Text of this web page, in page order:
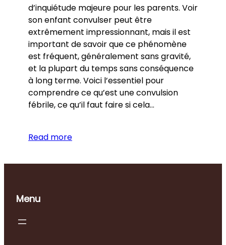
d’inquiétude majeure pour les parents. Voir
son enfant convulser peut être
extrêmement impressionnant, mais il est
important de savoir que ce phénomène
est fréquent, généralement sans gravité,
et la plupart du temps sans conséquence
à long terme. Voici l’essentiel pour
comprendre ce qu’est une convulsion
fébrile, ce qu’il faut faire si cela…
Read more
Menu